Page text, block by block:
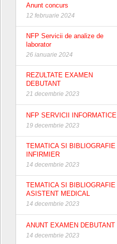
Anunt concurs
12 februarie 2024
NFP Servicii de analize de
laborator
26 ianuarie 2024
REZULTATE EXAMEN
DEBUTANT
21 decembrie 2023
NFP SERVICII INFORMATICE
19 decembrie 2023
TEMATICA SI BIBLIOGRAFIE
INFIRMIER
14 decembrie 2023
TEMATICA SI BIBLIOGRAFIE
ASISTENT MEDICAL
14 decembrie 2023
ANUNT EXAMEN DEBUTANT
14 decembrie 2023